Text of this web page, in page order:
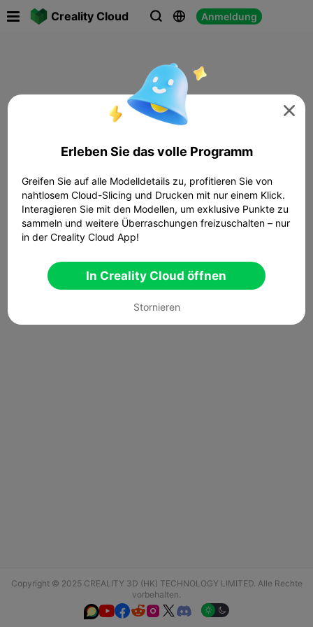
Creality Cloud   Anmeldung
Copyright © 2025 CREALITY 3D (HK) TECHNOLOGY LIMITED. Alle Rechte
vorbehalten.
  

Erleben Sie das volle Programm
Greifen Sie auf alle Modelldetails zu, profitieren Sie von
nahtlosem Cloud-Slicing und Drucken mit nur einem Klick.
Interagieren Sie mit den Modellen, um exklusive Punkte zu
sammeln und weitere Überraschungen freizuschalten – nur
in der Creality Cloud App!
In Creality Cloud öffnen
Stornieren